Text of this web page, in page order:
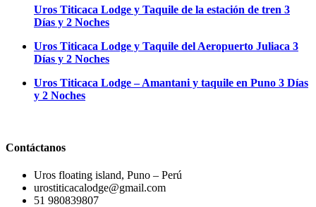
Uros Titicaca Lodge y Taquile de la estación de tren 3
Días y 2 Noches
Uros Titicaca Lodge y Taquile del Aeropuerto Juliaca 3
Días y 2 Noches
Uros Titicaca Lodge – Amantani y taquile en Puno 3 Días
y 2 Noches
Contáctanos
Uros floating island, Puno – Perú
urostiticacalodge@gmail.com
51 980839807